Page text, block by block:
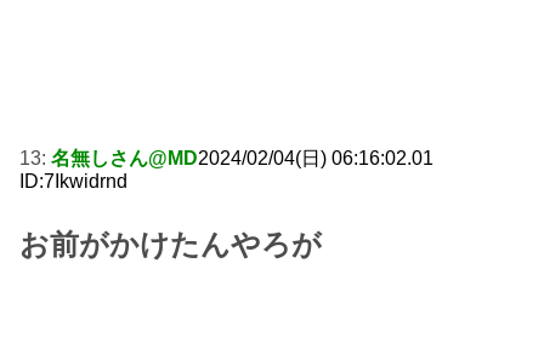
13: 名無しさん@MD2024/02/04(日) 06:16:02.01
ID:7Ikwidrnd
お前がかけたんやろが